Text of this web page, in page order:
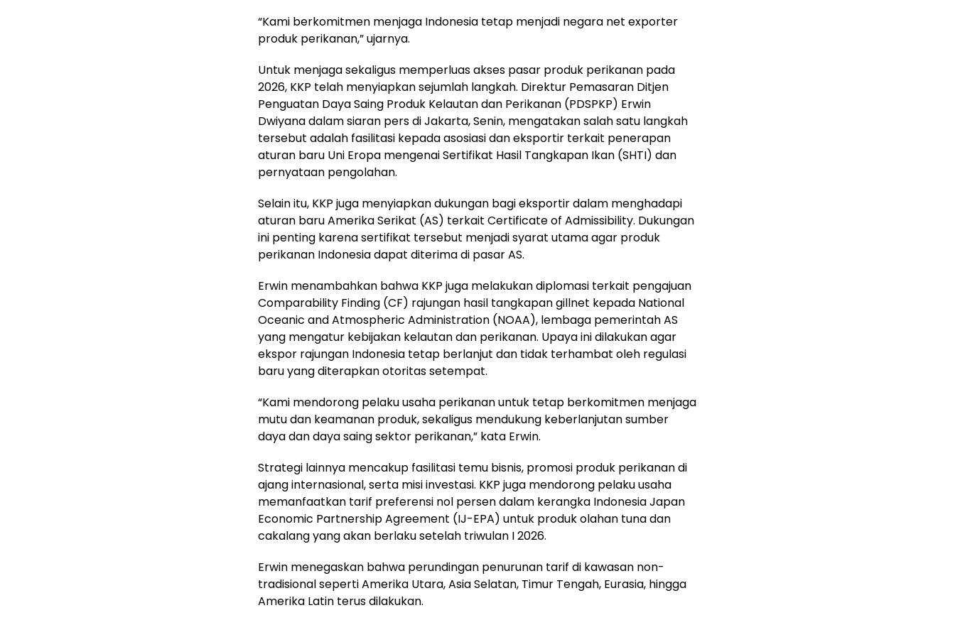
“Kami berkomitmen menjaga Indonesia tetap menjadi negara net exporter
produk perikanan,” ujarnya.
Untuk menjaga sekaligus memperluas akses pasar produk perikanan pada
2026, KKP telah menyiapkan sejumlah langkah. Direktur Pemasaran Ditjen
Penguatan Daya Saing Produk Kelautan dan Perikanan (PDSPKP) Erwin
Dwiyana dalam siaran pers di Jakarta, Senin, mengatakan salah satu langkah
tersebut adalah fasilitasi kepada asosiasi dan eksportir terkait penerapan
aturan baru Uni Eropa mengenai Sertifikat Hasil Tangkapan Ikan (SHTI) dan
pernyataan pengolahan.
Selain itu, KKP juga menyiapkan dukungan bagi eksportir dalam menghadapi
aturan baru Amerika Serikat (AS) terkait Certificate of Admissibility. Dukungan
ini penting karena sertifikat tersebut menjadi syarat utama agar produk
perikanan Indonesia dapat diterima di pasar AS.
Erwin menambahkan bahwa KKP juga melakukan diplomasi terkait pengajuan
Comparability Finding (CF) rajungan hasil tangkapan gillnet kepada National
Oceanic and Atmospheric Administration (NOAA), lembaga pemerintah AS
yang mengatur kebijakan kelautan dan perikanan. Upaya ini dilakukan agar
ekspor rajungan Indonesia tetap berlanjut dan tidak terhambat oleh regulasi
baru yang diterapkan otoritas setempat.
“Kami mendorong pelaku usaha perikanan untuk tetap berkomitmen menjaga
mutu dan keamanan produk, sekaligus mendukung keberlanjutan sumber
daya dan daya saing sektor perikanan,” kata Erwin.
Strategi lainnya mencakup fasilitasi temu bisnis, promosi produk perikanan di
ajang internasional, serta misi investasi. KKP juga mendorong pelaku usaha
memanfaatkan tarif preferensi nol persen dalam kerangka Indonesia Japan
Economic Partnership Agreement (IJ-EPA) untuk produk olahan tuna dan
cakalang yang akan berlaku setelah triwulan I 2026.
Erwin menegaskan bahwa perundingan penurunan tarif di kawasan non-
tradisional seperti Amerika Utara, Asia Selatan, Timur Tengah, Eurasia, hingga
Amerika Latin terus dilakukan.